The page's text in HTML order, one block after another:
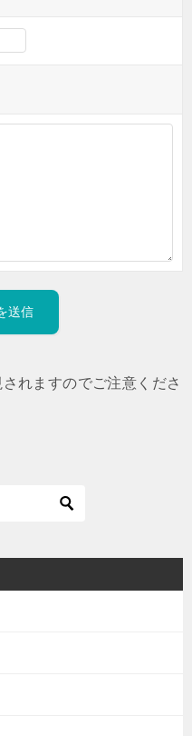
れますのでご注意くださ